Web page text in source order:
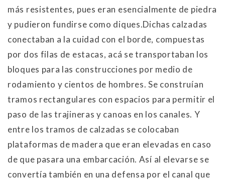
más resistentes, pues eran esencialmente de piedra
y pudieron fundirse como diques.Dichas calzadas
conectaban a la cuidad con el borde, compuestas
por dos filas de estacas, acá se transportaban los
bloques para las construcciones por medio de
rodamiento y cientos de hombres. Se construían
tramos rectangulares con espacios para permitir el
paso de las trajineras y canoas en los canales. Y
entre los tramos de calzadas se colocaban
plataformas de madera que eran elevadas en caso
de que pasara una embarcación. Así al elevarse se
convertía también en una defensa por el canal que